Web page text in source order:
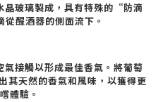
晶玻璃製成，具有特殊的“防滴
醒酒器的側面流下。
接觸以形成最佳香氣。將葡萄
天然的香氣和風味，以獲得更
體驗。